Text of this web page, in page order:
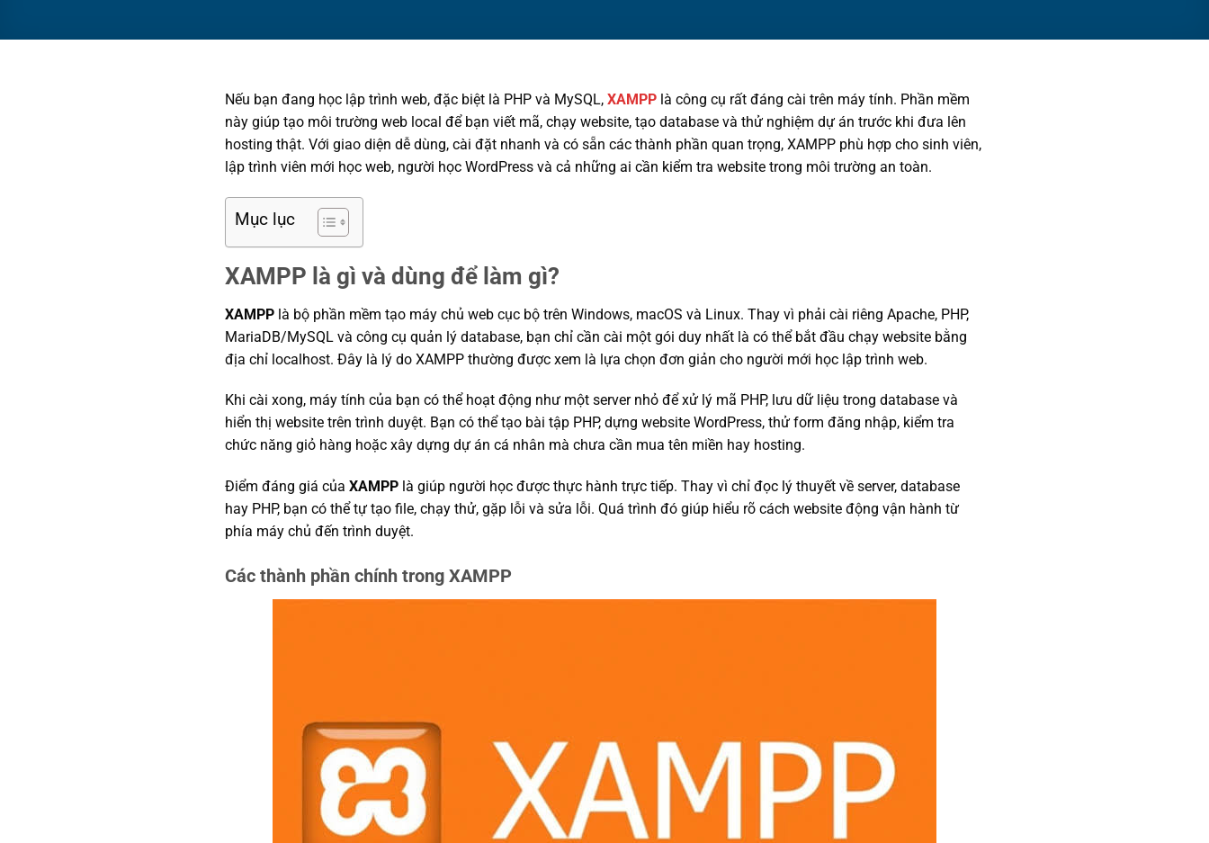
Nếu bạn đang học lập trình web, đặc biệt là PHP và MySQL, XAMPPlà công cụ rất đáng cài trên máy tính. Phần mềm
này giúp tạo môi trường web local để bạn viết mã, chạy website, tạo database và thử nghiệm dự án trước khi đưa lên
hosting thật. Với giao diện dễ dùng, cài đặt nhanh và có sẵn các thành phần quan trọng, XAMPP phù hợp cho sinh viên,
lập trình viên mới học web, người học WordPress và cả những ai cần kiểm tra website trong môi trường an toàn.
Mục lục
XAMPP là gì và dùng để làm gì?
XAMPPlà bộ phần mềm tạo máy chủ web cục bộ trên Windows, macOS và Linux. Thay vì phải cài riêng Apache, PHP,
MariaDB/MySQL và công cụ quản lý database, bạn chỉ cần cài một gói duy nhất là có thể bắt đầu chạy website bằng
địa chỉ localhost. Đây là lý do XAMPP thường được xem là lựa chọn đơn giản cho người mới học lập trình web.
Khi cài xong, máy tính của bạn có thể hoạt động như một server nhỏ để xử lý mã PHP, lưu dữ liệu trong database và
hiển thị website trên trình duyệt. Bạn có thể tạo bài tập PHP, dựng website WordPress, thử form đăng nhập, kiểm tra
chức năng giỏ hàng hoặc xây dựng dự án cá nhân mà chưa cần mua tên miền hay hosting.
Điểm đáng giá của XAMPPlà giúp người học được thực hành trực tiếp. Thay vì chỉ đọc lý thuyết về server, database
hay PHP, bạn có thể tự tạo file, chạy thử, gặp lỗi và sửa lỗi. Quá trình đó giúp hiểu rõ cách website động vận hành từ
phía máy chủ đến trình duyệt.
Các thành phần chính trong XAMPP